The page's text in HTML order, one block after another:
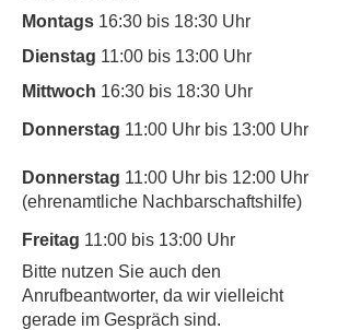
Montags 16:30 bis 18:30 Uhr
Dienstag 11:00 bis 13:00 Uhr
Mittwoch 16:30 bis 18:30 Uhr
Donnerstag 11:00 Uhr bis 13:00 Uhr
Donnerstag 11:00 Uhr bis 12:00 Uhr
(ehrenamtliche Nachbarschaftshilfe)
Freitag 11:00 bis 13:00 Uhr
​Bitte nutzen Sie auch den
Anrufbeantworter, da wir vielleicht
gerade im Gespräch sind.